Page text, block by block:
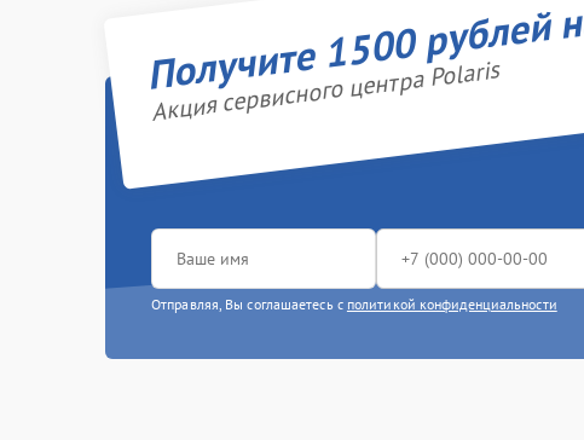
Получите 1500 рублей
Акция сервисного центра Polaris
Отправляя, Вы соглашаетесь с политикой конфиденциальности